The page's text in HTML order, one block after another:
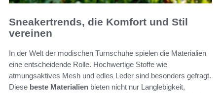
Sneakertrends, die Komfort und Stil
vereinen
In der Welt der modischen Turnschuhe spielen die Materialien
eine entscheidende Rolle. Hochwertige Stoffe wie
atmungsaktives Mesh und edles Leder sind besonders gefragt.
Diese beste Materialien bieten nicht nur Langlebigkeit,